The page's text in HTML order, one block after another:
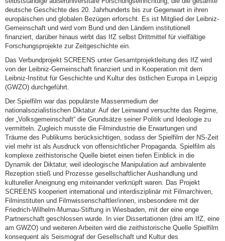
deutsche Geschichte des 20. Jahrhunderts bis zur Gegenwart in ihren
europäischen und globalen Bezügen erforscht. Es ist Mitglied der Leibniz-
Gemeinschaft und wird vom Bund und den Ländern institutionell
finanziert, darüber hinaus wirbt das IfZ selbst Drittmittel für vielfältige
Forschungsprojekte zur Zeitgeschichte ein.
Das Verbundprojekt SCREENS unter Gesamtprojektleitung des IfZ wird
von der Leibniz-Gemeinschaft finanziert und in Kooperation mit dem
Leibniz-Institut für Geschichte und Kultur des östlichen Europa in Leipzig
(GWZO) durchgeführt.
Der Spielfilm war das populärste Massenmedium der
nationalsozialistischen Diktatur. Auf der Leinwand versuchte das Regime,
der „Volksgemeinschaft“ die Grundsätze seiner Politik und Ideologie zu
vermitteln. Zugleich musste die Filmindustrie die Erwartungen und
Träume des Publikums berücksichtigen, sodass der Spielfilm der NS-Zeit
viel mehr ist als Ausdruck von offensichtlicher Propaganda. Spielfilm als
komplexe zeithistorische Quelle bietet einen tiefen Einblick in die
Dynamik der Diktatur, weil ideologische Manipulation auf ambivalente
Rezeption stieß und Prozesse gesellschaftlicher Aushandlung und
kultureller Aneignung eng miteinander verknüpft waren. Das Projekt
SCREENS kooperiert international und interdisziplinär mit Filmarchiven,
Filminstituten und Filmwissenschaftler/innen, insbesondere mit der
Friedrich-Wilhelm-Murnau-Stiftung in Wiesbaden, mit der eine enge
Partnerschaft geschlossen wurde. In vier Dissertationen (drei am IfZ, eine
am GWZO) und weiteren Arbeiten wird die zeithistorische Quelle Spielfilm
konsequent als Seismograf der Gesellschaft und Kultur des